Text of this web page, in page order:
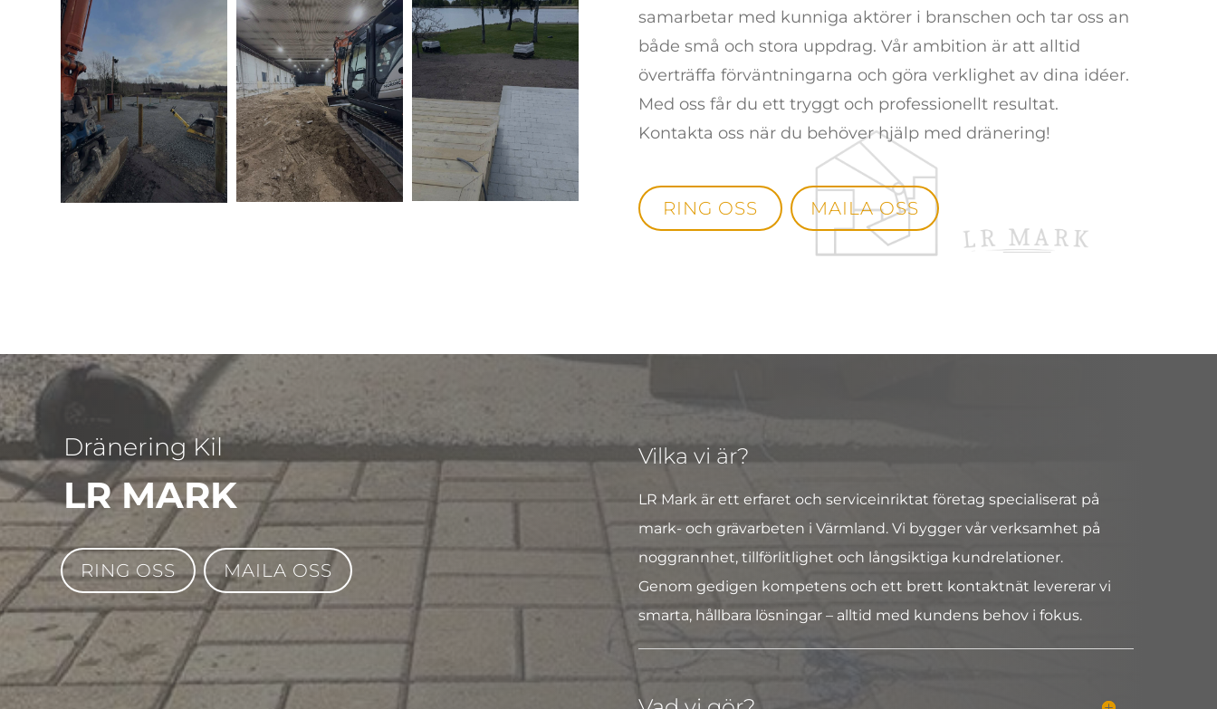
samarbetar med kunniga aktörer i branschen och tar oss an
både små och stora uppdrag. Vår ambition är att alltid
överträffa förväntningarna och göra verklighet av dina idéer.
Med oss får du ett tryggt och professionellt resultat.
Kontakta oss när du behöver hjälp med dränering!
RING OSS MAILA OSS
Dränering Kil
LR MARK
RING OSS MAILA OSS
Vilka vi är?
LR Mark är ett erfaret och serviceinriktat företag specialiserat på
mark- och grävarbeten i Värmland. Vi bygger vår verksamhet på
noggrannhet, tillförlitlighet och långsiktiga kundrelationer.
Genom gedigen kompetens och ett brett kontaktnät levererar vi
smarta, hållbara lösningar – alltid med kundens behov i fokus.